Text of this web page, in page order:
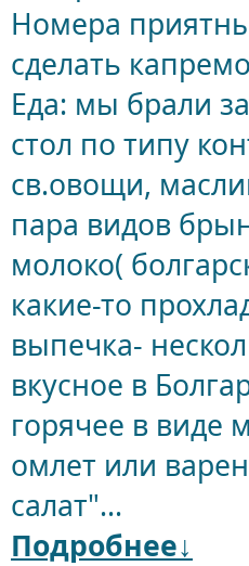
Номера
сделать
Еда: мы брали
стол по типу
св.овощи,
пара видов
молоко(
какие-то
выпечка-
вкусное в
горячее в виде
омлет или
салат"...
Подробнее↓